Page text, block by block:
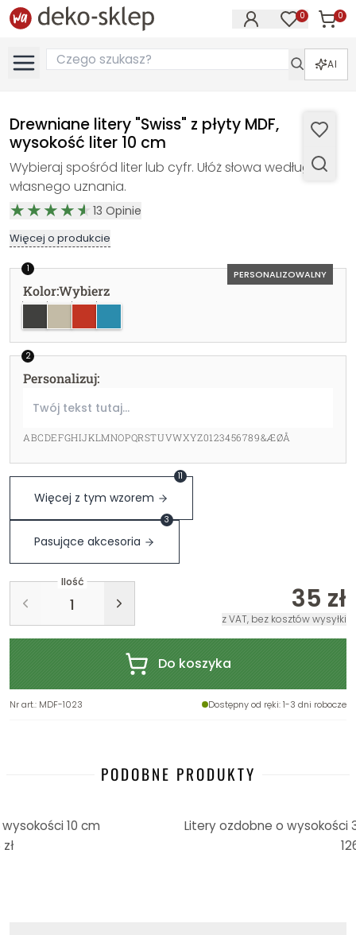
0 0
AI
Drewniane litery "Swiss" z płyty MDF,
wysokość liter 10 cm
Wybieraj spośród liter lub cyfr. Ułóż słowa według
własnego uznania.
13 Opinie
Więcej o produkcie
PERSONALIZOWALNY
1
Kolor:Wybierz
2
Personalizuj:
ABCDEFGHIJKLMNOPQRSTUVWXYZ0123456789&ÆØÅ
Więcej z tym wzorem
11
Pasujące akcesoria
3
Ilość
35 zł
z VAT, bez kosztów wysyłki
Do koszyka
Nr art.: MDF-1023 Dostępny od ręki: 1-3 dni robocze
PODOBNE PRODUKTY
10 cm
Litery ozdobne o wysokości